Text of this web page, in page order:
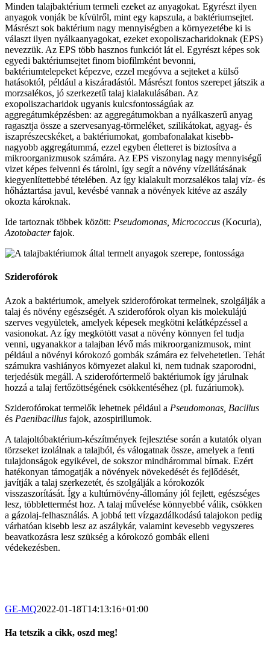
Minden talajbaktérium termeli ezeket az anyagokat. Egyrészt ilyen
anyagok vonják be kívülről, mint egy kapszula, a baktériumsejtet.
Másrészt sok baktérium nagy mennyiségben a környezetébe ki is
választ ilyen nyálkaanyagokat, ezeket exopoliszacharidoknak (EPS)
nevezzük. Az EPS több hasznos funkciót lát el. Egyrészt képes sok
egyedi baktériumsejtet finom biofilmként bevonni,
baktériumtelepeket képezve, ezzel megóvva a sejteket a külső
hatásoktól, például a kiszáradástól. Másrészt fontos szerepet játszik a
morzsalékos, jó szerkezetű talaj kialakulásában. Az
exopoliszacharidok ugyanis kulcsfontosságúak az
aggregátumképzésben: az aggregátumokban a nyálkaszerű anyag
ragasztja össze a szervesanyag-törmeléket, szilikátokat, agyag- és
iszaprészecskéket, a baktériumokat, gombafonalakat kisebb-
nagyobb aggregátummá, ezzel egyben életteret is biztosítva a
mikroorganizmusok számára. Az EPS viszonylag nagy mennyiségű
vizet képes felvenni és tárolni, így segít a növény vízellátásának
kiegyenlítettebbé tételében. Az így kialakult morzsalékos talaj víz- és
hőháztartása javul, kevésbé vannak a növények kitéve az aszály
okozta károknak.
Ide tartoznak többek között: Pseudomonas, Micrococcus (Kocuria),
Azotobacterfajok.
Sziderofórok
Azok a baktériumok, amelyek sziderofórokat termelnek, szolgálják a
talaj és növény egészségét. A sziderofórok olyan kis molekulájú
szerves vegyületek, amelyek képesek megkötni kelátképzéssel a
vasionokat. Az így megkötött vasat a növény könnyen fel tudja
venni, ugyanakkor a talajban lévő más mikroorganizmusok, mint
például a növényi kórokozó gombák számára ez felvehetetlen. Tehát
számukra vashiányos környezet alakul ki, nem tudnak szaporodni,
terjedésük megáll. A sziderofórtermelő baktériumok így járulnak
hozzá a talaj fertőzöttségének csökkentéséhez (pl. fuzáriumok).
Sziderofórokat termelők lehetnek például a Pseudomonas, Bacillus
és Paenibacillus fajok, azospirillumok.
A talajoltóbaktérium-készítmények fejlesztése során a kutatók olyan
törzseket izolálnak a talajból, és válogatnak össze, amelyek a fenti
tulajdonságok egyikével, de sokszor mindhárommal bírnak. Ezért
hatékonyan támogatják a növények növekedését és fejlődését,
javítják a talaj szerkezetét, és szolgálják a kórokozók
visszaszorítását. Így a kultúrnövény-állomány jól fejlett, egészséges
lesz, többlettermést hoz. A talaj művelése könnyebbé válik, csökken
a gázolaj-felhasználás. A jobbá tett vízgazdálkodású talajokon pedig
várhatóan kisebb lesz az aszálykár, valamint kevesebb vegyszeres
beavatkozásra lesz szükség a kórokozó gombák elleni
védekezésben.
GE-MQ2022-01-18T14:13:16+01:00
Ha tetszik a cikk, oszd meg!